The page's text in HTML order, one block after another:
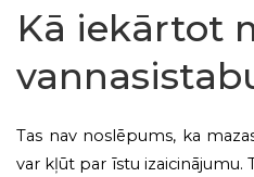
Kā iekārtot
Tas nav noslēpums, ka
var kļūt par īstu izaicinājumu.